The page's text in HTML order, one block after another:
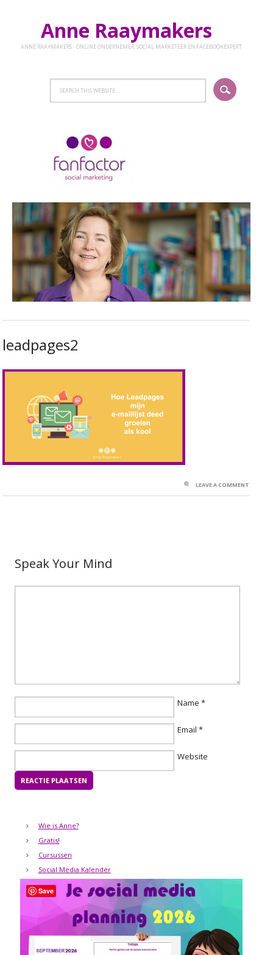
Anne Raaymakers
ANNE RAAYMAKERS - ONLINE ONDERNEMER, SOCIAL MARKETEER EN FACEBOOKEXPERT
leadpages2
LEAVE A COMMENT
Speak Your Mind
Name *
Email *
Website
Wie is Anne?
Gratis!
Cursussen
Social Media Kalender
Save